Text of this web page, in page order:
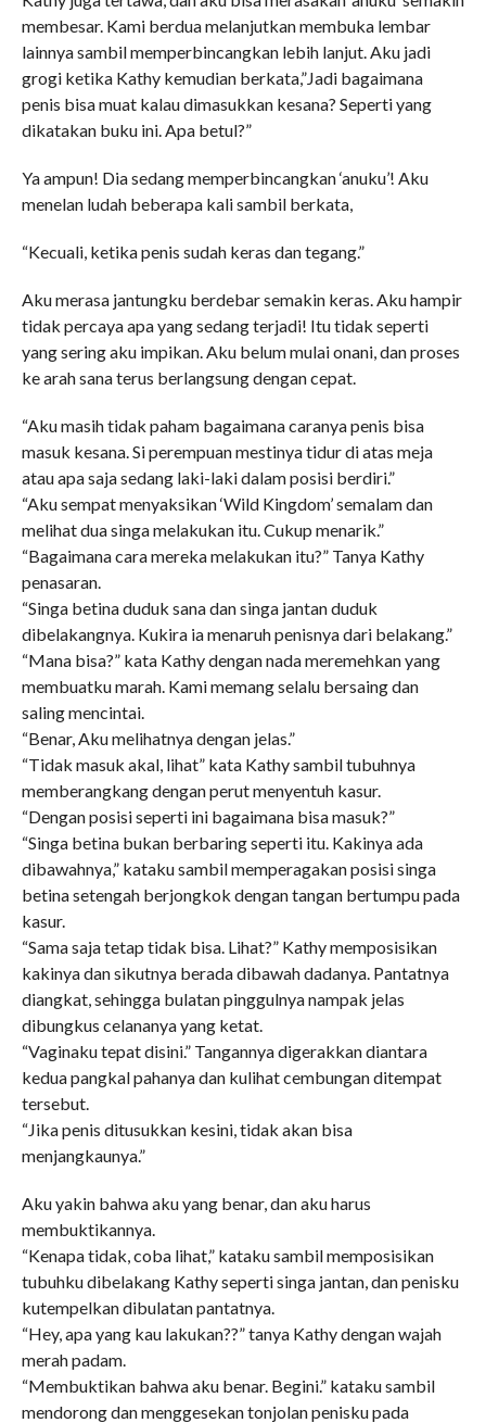
membesar. Kami berdua melanjutkan membuka lembar
lainnya sambil memperbincangkan lebih lanjut. Aku jadi
grogi ketika Kathy kemudian berkata,”Jadi bagaimana
penis bisa muat kalau dimasukkan kesana? Seperti yang
dikatakan buku ini. Apa betul?”
Ya ampun! Dia sedang memperbincangkan ‘anuku’! Aku
menelan ludah beberapa kali sambil berkata,
“Kecuali, ketika penis sudah keras dan tegang.”
Aku merasa jantungku berdebar semakin keras. Aku hampir
tidak percaya apa yang sedang terjadi! Itu tidak seperti
yang sering aku impikan. Aku belum mulai onani, dan proses
ke arah sana terus berlangsung dengan cepat.
“Aku masih tidak paham bagaimana caranya penis bisa
masuk kesana. Si perempuan mestinya tidur di atas meja
atau apa saja sedang laki-laki dalam posisi berdiri.”
“Aku sempat menyaksikan ‘Wild Kingdom’ semalam dan
melihat dua singa melakukan itu. Cukup menarik.”
“Bagaimana cara mereka melakukan itu?” Tanya Kathy
penasaran.
“Singa betina duduk sana dan singa jantan duduk
dibelakangnya. Kukira ia menaruh penisnya dari belakang.”
“Mana bisa?” kata Kathy dengan nada meremehkan yang
membuatku marah. Kami memang selalu bersaing dan
saling mencintai.
“Benar, Aku melihatnya dengan jelas.”
“Tidak masuk akal, lihat” kata Kathy sambil tubuhnya
memberangkang dengan perut menyentuh kasur.
“Dengan posisi seperti ini bagaimana bisa masuk?”
“Singa betina bukan berbaring seperti itu. Kakinya ada
dibawahnya,” kataku sambil memperagakan posisi singa
betina setengah berjongkok dengan tangan bertumpu pada
kasur.
“Sama saja tetap tidak bisa. Lihat?” Kathy memposisikan
kakinya dan sikutnya berada dibawah dadanya. Pantatnya
diangkat, sehingga bulatan pinggulnya nampak jelas
dibungkus celananya yang ketat.
“Vaginaku tepat disini.” Tangannya digerakkan diantara
kedua pangkal pahanya dan kulihat cembungan ditempat
tersebut.
“Jika penis ditusukkan kesini, tidak akan bisa
menjangkaunya.”
Aku yakin bahwa aku yang benar, dan aku harus
membuktikannya.
“Kenapa tidak, coba lihat,” kataku sambil memposisikan
tubuhku dibelakang Kathy seperti singa jantan, dan penisku
kutempelkan dibulatan pantatnya.
“Hey, apa yang kau lakukan??” tanya Kathy dengan wajah
merah padam.
“Membuktikan bahwa aku benar. Begini.” kataku sambil
mendorong dan menggesekan tonjolan penisku pada